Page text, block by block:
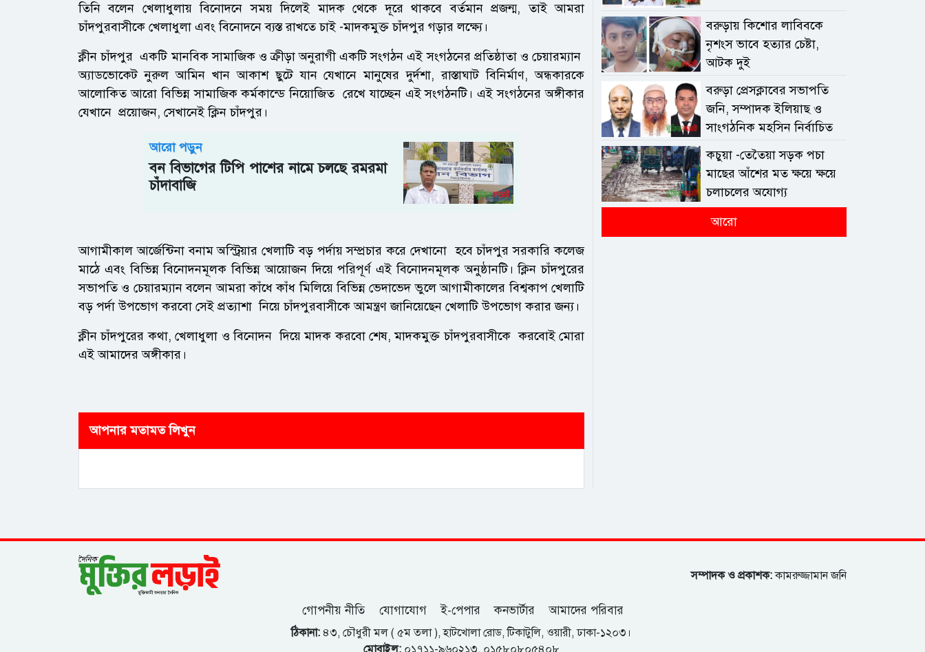
তিনি বলেন খেলাধুলায় বিনোদনে সময় দিলেই মাদক থেকে দূরে থাকবে বর্তমান প্রজন্ম, তাই আমরা
চাঁদপুরবাসীকে খেলাধুলা এবং বিনোদনে ব্যস্ত রাখতে চাই -মাদকমুক্ত চাঁদপুর গড়ার লক্ষ্যে।
ক্লীন চাঁদপুর একটি মানবিক সামাজিক ও ক্রীড়া অনুরাগী একটি সংগঠন এই সংগঠনের প্রতিষ্ঠাতা ও চেয়ারম্যান
অ্যাডভোকেট নুরুল আমিন খান আকাশ ছুটে যান যেখানে মানুষের দুর্দশা, রাস্তাঘাট বিনির্মাণ, অন্ধকারকে
আলোকিত আরো বিভিন্ন সামাজিক কর্মকান্ডে নিয়োজিত রেখে যাচ্ছেন এই সংগঠনটি। এই সংগঠনের অঙ্গীকার
যেখানে প্রয়োজন, সেখানেই ক্লিন চাঁদপুর।
আরো পড়ুন
বন বিভাগের টিপি পাশের নামে চলছে রমরমা
চাঁদাবাজি
আগামীকাল আর্জেন্টিনা বনাম অস্ট্রিয়ার খেলাটি বড় পর্দায় সম্প্রচার করে দেখানো হবে চাঁদপুর সরকারি কলেজ
মাঠে এবং বিভিন্ন বিনোদনমূলক বিভিন্ন আয়োজন দিয়ে পরিপূর্ণ এই বিনোদনমূলক অনুষ্ঠানটি। ক্লিন চাঁদপুরের
সভাপতি ও চেয়ারম্যান বলেন আমরা কাঁধে কাঁধ মিলিয়ে বিভিন্ন ভেদাভেদ ভুলে আগামীকালের বিশ্বকাপ খেলাটি
বড় পর্দা উপভোগ করবো সেই প্রত্যাশা নিয়ে চাঁদপুরবাসীকে আমন্ত্রণ জানিয়েছেন খেলাটি উপভোগ করার জন্য।
ক্লীন চাঁদপুরের কথা, খেলাধুলা ও বিনোদন দিয়ে মাদক করবো শেষ, মাদকমুক্ত চাঁদপুরবাসীকে করবোই মোরা
এই আমাদের অঙ্গীকার।
আপনার মতামত লিখুন
বরুড়ায় কিশোর লাবিবকে
নৃশংস ভাবে হত্যার চেষ্টা,
আটক দুই
বরুড়া প্রেসক্লাবের সভাপতি
জনি, সম্পাদক ইলিয়াছ ও
সাংগঠনিক মহসিন নির্বাচিত
কচুয়া -তেতৈয়া সড়ক পচা
মাছের আঁশের মত ক্ষয়ে ক্ষয়ে
চলাচলের অযোগ্য
আরো
সম্পাদক ও প্রকাশক:কামরুজ্জামান জনি
গোপনীয় নীতি যোগাযোগ ই-পেপার কনভার্টার আমাদের পরিবার
ঠিকানা: ৪৩, চৌধুরী মল ( ৫ম তলা ), হাটখোলা রোড, টিকাটুলি, ওয়ারী, ঢাকা-১২০৩।
মোবাইল:০১৭১১-৯৬০২১৩, ০১৫৮০৮০৫৪০৮